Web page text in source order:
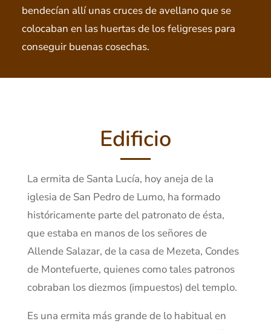
bendecían allí unas cruces de avellano que se
colocaban en las huertas de los feligreses para
conseguir buenas cosechas.
Edificio
La ermita de Santa Lucía, hoy aneja de la
iglesia de San Pedro de Lumo, ha formado
históricamente parte del patronato de ésta,
que estaba en manos de los señores de
Allende Salazar, de la casa de Mezeta, Condes
de Montefuerte, quienes como tales patronos
cobraban los diezmos (impuestos) del templo.
Es una ermita más grande de lo habitual en